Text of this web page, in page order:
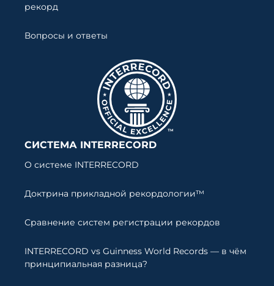
рекорд
Вопросы и ответы
СИСТЕМА INTERRECORD
О системе INTERRECORD
Доктрина прикладной рекордологии™
Сравнение систем регистрации рекордов
INTERRECORD vs Guinness World Records — в чём
принципиальная разница?